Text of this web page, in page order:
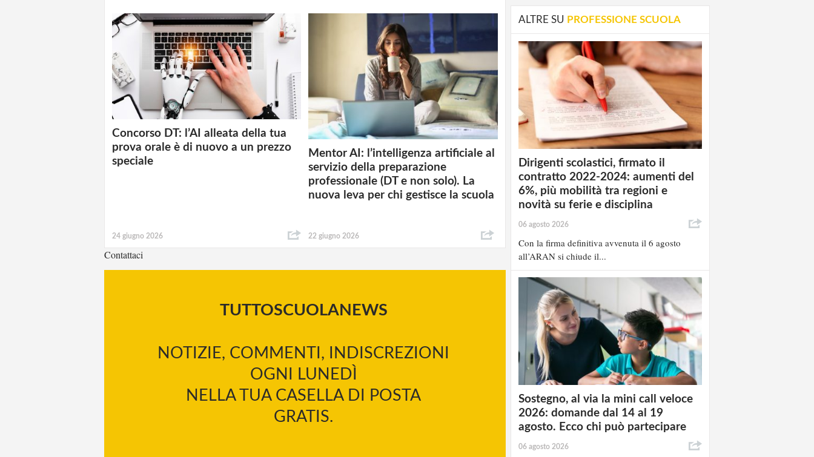
Concorso DT: l’AI alleata della tua
prova orale è di nuovo a un prezzo
speciale
24 giugno 2026
Mentor AI: l’intelligenza artificiale al
servizio della preparazione
professionale (DT e non solo). La
nuova leva per chi gestisce la scuola
22 giugno 2026
Contattaci
TUTTOSCUOLANEWS
NOTIZIE, COMMENTI, INDISCREZIONI
OGNI LUNEDÌ
NELLA TUA CASELLA DI POSTA
GRATIS.
ALTRE SU PROFESSIONE SCUOLA
Dirigenti scolastici, firmato il
contratto 2022-2024: aumenti del
6%, più mobilità tra regioni e
novità su ferie e disciplina
06 agosto 2026
Con la firma definitiva avvenuta il 6 agosto
all’ARAN si chiude il...
Sostegno, al via la mini call veloce
2026: domande dal 14 al 19
agosto. Ecco chi può partecipare
06 agosto 2026